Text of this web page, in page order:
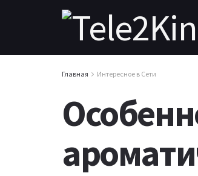
Главная Интересное в Сети